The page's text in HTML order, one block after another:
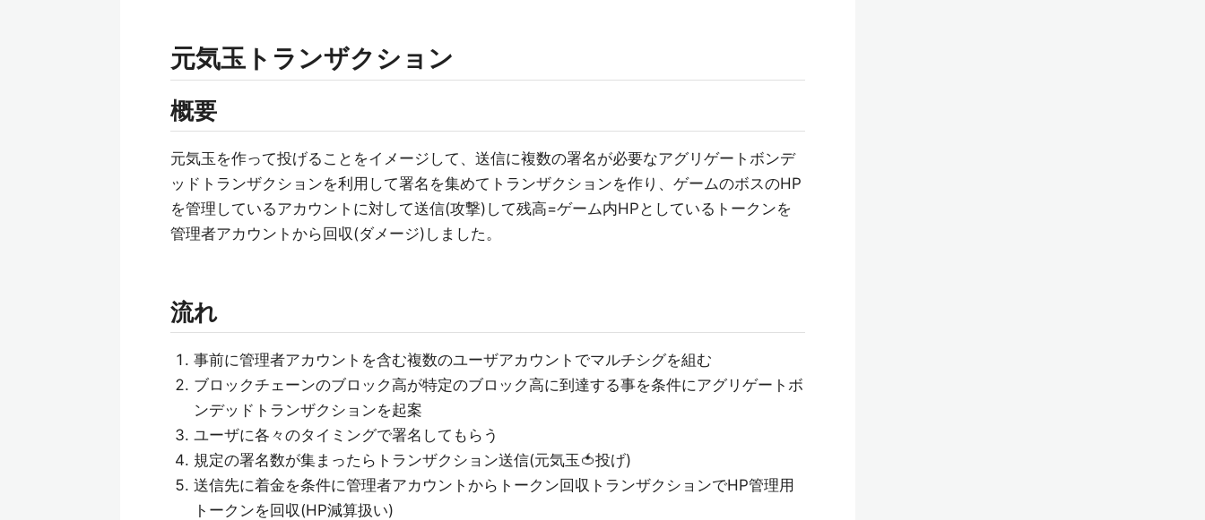
元気玉トランザクション
概要
元気玉を作って投げることをイメージして、送信に複数の署名が必要なアグリゲートボンデ
ッドトランザクションを利用して署名を集めてトランザクションを作り、ゲームのボスのHP
を管理しているアカウントに対して送信(攻撃)して残高=ゲーム内HPとしているトークンを
管理者アカウントから回収(ダメージ)しました。
流れ
事前に管理者アカウントを含む複数のユーザアカウントでマルチシグを組む
ブロックチェーンのブロック高が特定のブロック高に到達する事を条件にアグリゲートボ
ンデッドトランザクションを起案
ユーザに各々のタイミングで署名してもらう
規定の署名数が集まったらトランザクション送信(元気玉🍅投げ)
送信先に着金を条件に管理者アカウントからトークン回収トランザクションでHP管理用
トークンを回収(HP減算扱い)